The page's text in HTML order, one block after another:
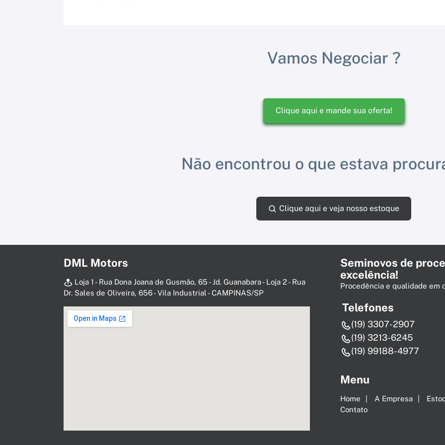
Vamos Negociar ?
Clique aqui e mande sua oferta!
Não encontrou o que estava
Clique aqui e veja nosso estoque
DML Motors
Loja 1 - Rua Dona Joana de Gusmão, 65 - Jd. Guanabara - Loja 2 - Rua
Dr. Sales de Oliveira, 656 - Vila Industrial - CAMPINAS/SP
Seminovos de
excelência!
Procedência e qualidade em
Telefones
(19) 3307-2907
(19) 3213-6245
(19) 99188-4977
Menu
Home A Empresa
Contato